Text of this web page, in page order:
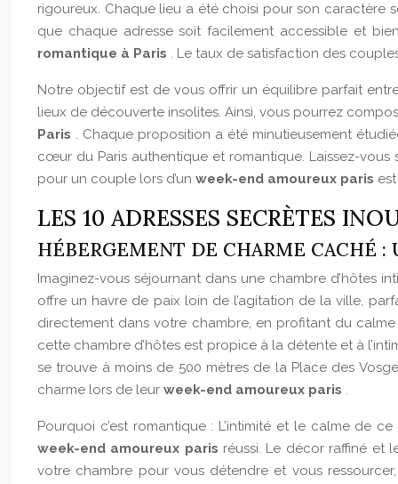
rigoureux. Chaque lieu a été choisi pour son caractère
que chaque adresse soit facilement accessible et
romantique à Paris . Le taux de satisfaction des
Notre objectif est de vous offrir un équilibre parfait
lieux de découverte insolites. Ainsi, vous pourrez
Paris . Chaque proposition a été minutieusement
cœur du Paris authentique et romantique. Laissez-
pour un couple lors d’un week-end amoureux paris
LES 10 ADRESSES SECRÈTES
HÉBERGEMENT DE CHARME CACHÉ :
Imaginez-vous séjournant dans une chambre d’hôtes
offre un havre de paix loin de l’agitation de la ville,
directement dans votre chambre, en profitant du
cette chambre d’hôtes est propice à la détente et à
se trouve à moins de 500 mètres de la Place des
charme lors de leur week-end amoureux paris .
Pourquoi c’est romantique : L’intimité et le calme de
week-end amoureux paris réussi. Le décor raffiné et
votre chambre pour vous détendre et vous